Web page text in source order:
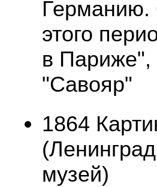
Германию.
этого
в Париже",
"Савояр"
1864
музей)